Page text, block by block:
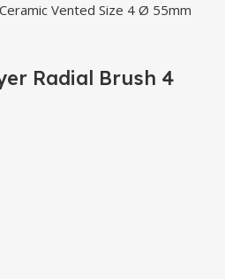
Radial Brush 4